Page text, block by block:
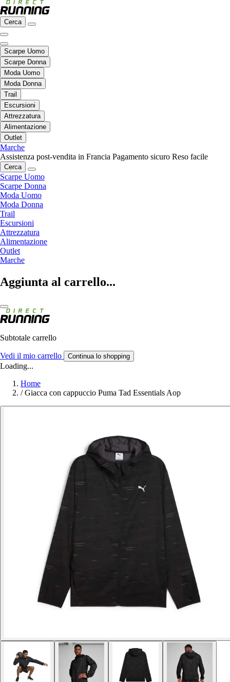
Cerca
Scarpe Uomo
Scarpe Donna
Moda Uomo
Moda Donna
Trail
Escursioni
Attrezzatura
Alimentazione
Outlet
Marche
Assistenza post-vendita in Francia Pagamento sicuro Reso facile
Cerca
Scarpe Uomo
Scarpe Donna
Moda Uomo
Moda Donna
Trail
Escursioni
Attrezzatura
Alimentazione
Outlet
Marche
Aggiunta al carrello...
Subtotale carrello
Vedi il mio carrello Continua lo shopping
Loading...
Home
/ Giacca con cappuccio Puma Tad Essentials Aop